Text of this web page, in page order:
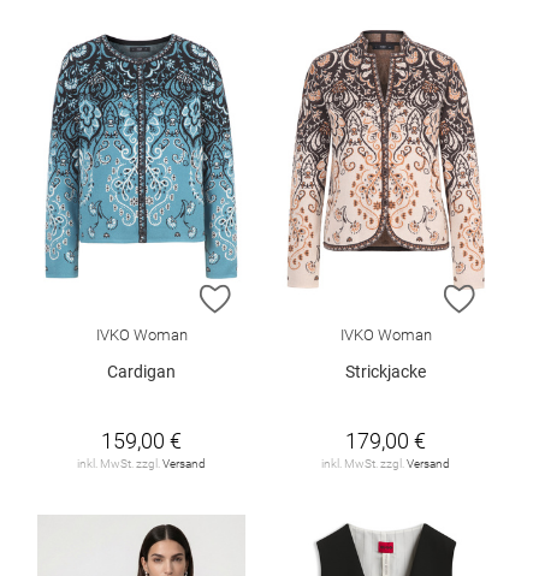
ZUR WUNSCHLISTE HINZUFÜGEN
IVKO Woman
Cardigan
159,00 €
inkl. MwSt. zzgl. Versand
ZUR
IVKO Woman
Strickjacke
179,00 €
inkl. MwSt. zzgl. Versand